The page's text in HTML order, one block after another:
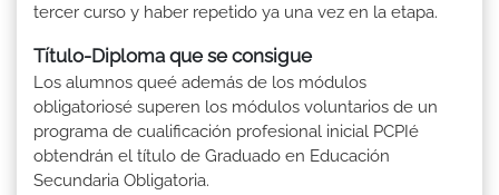
tercer curso y haber repetido ya una vez en la etapa.
Título-Diploma que se consigue
Los alumnos queé además de los módulos
obligatoriosé superen los módulos voluntarios de un
programa de cualificación profesional inicial PCPIé
obtendrán el título de Graduado en Educación
Secundaria Obligatoria.